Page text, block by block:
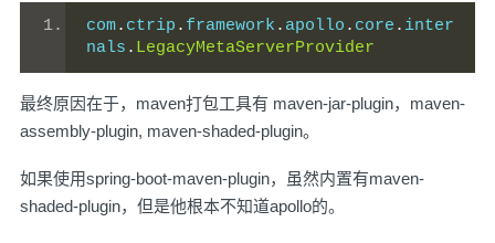
com. ctrip . framework . apollo . core . inter
nals . LegacyMetaServerProvider
最终原因在于，maven打包工具有 maven-jar-plugin，maven-
assembly-plugin, maven-shaded-plugin。
如果使用spring-boot-maven-plugin，虽然内置有maven-
shaded-plugin，但是他根本不知道apollo的。